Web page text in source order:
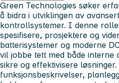
Green Technologies søker
å bidra i utviklingen av
kontrollsystemer. I denne
spesifisere, prosjektere og
batterisystemer og moderne
vil jobbe tett med både
sikre og effektivisere
funksjonsbeskrivelser,